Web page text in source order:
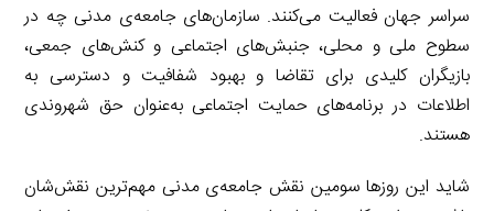
سراسر جهان فعالیت می‌کنند. سازمان‌های جامعه‌ی مدنی چه در
سطوح ملی و محلی، جنبش‌های اجتماعی و کنش‌های جمعی،
بازیگران کلیدی برای تقاضا و بهبود شفافیت و دسترسی به
اطلاعات در برنامه‌های حمایت اجتماعی به‌عنوان حق شهروندی
هستند.
شاید این روزها سومین نقش جامعه‌ی مدنی مهم‌ترین نقش‌شان